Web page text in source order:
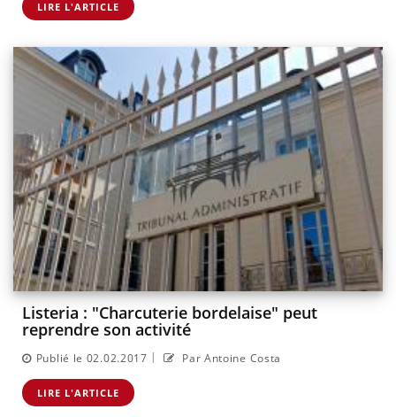
LIRE L'ARTICLE
Listeria : "Charcuterie bordelaise" peut
reprendre son activité
Publié le 02.02.2017 | Par Antoine Costa
LIRE L'ARTICLE